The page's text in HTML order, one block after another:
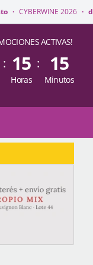
· del 4 al 10 de
ACTIVAS!
: 15
Horas
: 15
Minutos